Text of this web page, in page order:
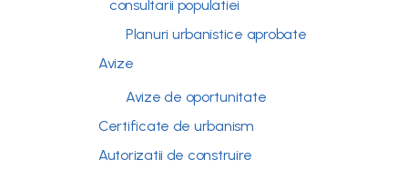
consultarii populatiei
Planuri urbanistice aprobate
Avize
Avize de oportunitate
Certificate de urbanism
Autorizatii de construire